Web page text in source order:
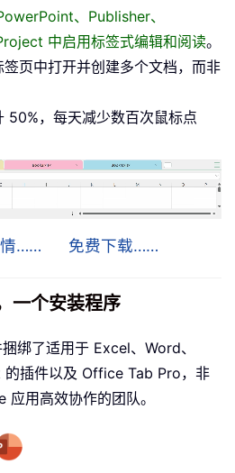
、Publisher、
中启用标签式编辑和阅读。
页中打开并创建多个文档，而非
50%，每天减少数百次鼠标点
情…… 免费下载……
一个安装程序
绑了适用于 Excel、Word、
插件以及 Office Tab Pro，非
用高效协作的团队。